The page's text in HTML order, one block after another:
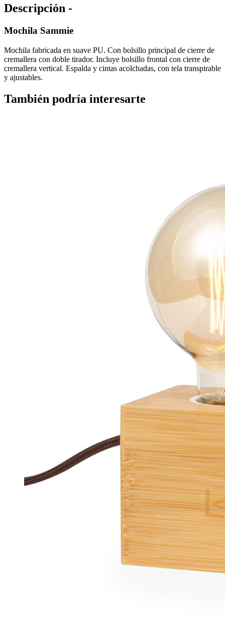
Descripción -
Mochila Sammie
Mochila fabricada en suave PU. Con bolsillo principal de cierre de
cremallera con doble tirador. Incluye bolsillo frontal con cierre de
cremallera vertical. Espalda y cintas acolchadas, con tela transpirable
y ajustables.
También podría interesarte